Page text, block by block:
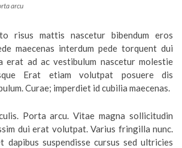
arcu
risus mattis nascetur bibendum eros
maecenas interdum pede torquent dui
erat ad ac vestibulum nascetur molestie
Erat etiam volutpat posuere dis
Curae; imperdiet id cubilia maecenas.
Porta arcu. Vitae magna sollicitudin
dui erat volutpat. Varius fringilla nunc.
suspendisse cursus sed ultricies